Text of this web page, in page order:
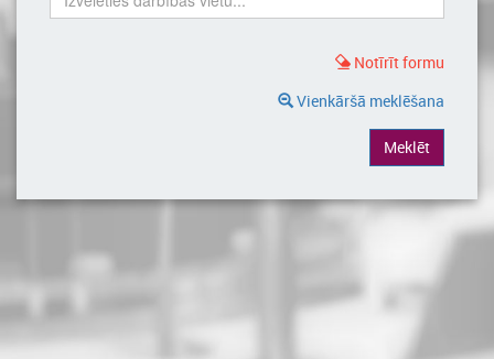
Notīrīt formu
Vienkāršā meklēšana
Meklēt